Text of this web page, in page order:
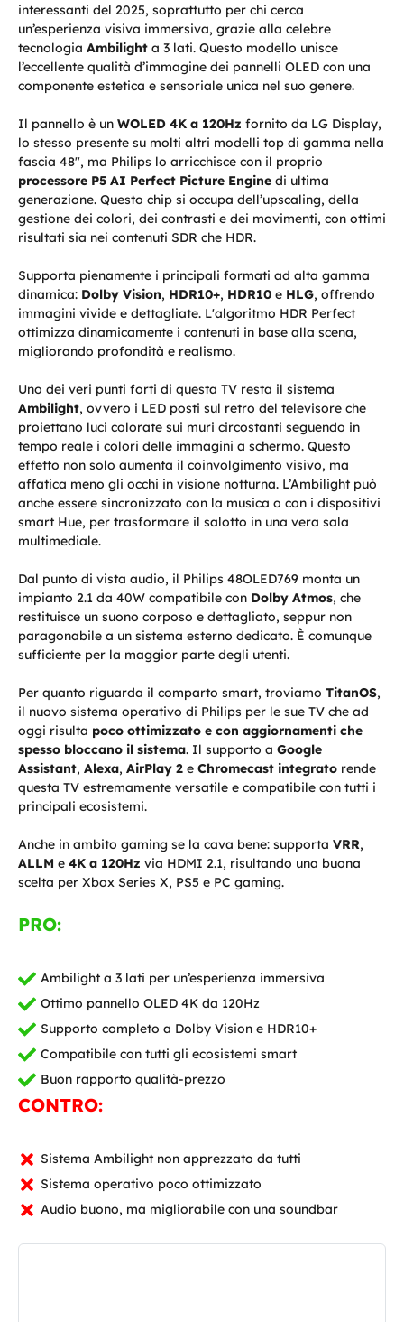
interessanti del 2025, soprattutto per chi cerca
un’esperienza visiva immersiva, grazie alla celebre
tecnologia Ambilight a 3 lati. Questo modello unisce
l’eccellente qualità d’immagine dei pannelli OLED con una
componente estetica e sensoriale unica nel suo genere.
Il pannello è un WOLED 4K a 120Hz fornito da LG Display,
lo stesso presente su molti altri modelli top di gamma nella
fascia 48", ma Philips lo arricchisce con il proprio
processore P5 AI Perfect Picture Engine di ultima
generazione. Questo chip si occupa dell’upscaling, della
gestione dei colori, dei contrasti e dei movimenti, con ottimi
risultati sia nei contenuti SDR che HDR.
Supporta pienamente i principali formati ad alta gamma
dinamica: Dolby Vision, HDR10+, HDR10 e HLG, offrendo
immagini vivide e dettagliate. L'algoritmo HDR Perfect
ottimizza dinamicamente i contenuti in base alla scena,
migliorando profondità e realismo.
Uno dei veri punti forti di questa TV resta il sistema
Ambilight, ovvero i LED posti sul retro del televisore che
proiettano luci colorate sui muri circostanti seguendo in
tempo reale i colori delle immagini a schermo. Questo
effetto non solo aumenta il coinvolgimento visivo, ma
affatica meno gli occhi in visione notturna. L’Ambilight può
anche essere sincronizzato con la musica o con i dispositivi
smart Hue, per trasformare il salotto in una vera sala
multimediale.
Dal punto di vista audio, il Philips 48OLED769 monta un
impianto 2.1 da 40W compatibile con Dolby Atmos, che
restituisce un suono corposo e dettagliato, seppur non
paragonabile a un sistema esterno dedicato. È comunque
sufficiente per la maggior parte degli utenti.
Per quanto riguarda il comparto smart, troviamo TitanOS,
il nuovo sistema operativo di Philips per le sue TV che ad
oggi risulta poco ottimizzato e con aggiornamenti che
spesso bloccano il sistema. Il supporto a Google
Assistant, Alexa, AirPlay 2 e Chromecast integrato rende
questa TV estremamente versatile e compatibile con tutti i
principali ecosistemi.
Anche in ambito gaming se la cava bene: supporta VRR,
ALLM e 4K a 120Hz via HDMI 2.1, risultando una buona
scelta per Xbox Series X, PS5 e PC gaming.
PRO:
Ambilight a 3 lati per un’esperienza immersiva
Ottimo pannello OLED 4K da 120Hz
Supporto completo a Dolby Vision e HDR10+
Compatibile con tutti gli ecosistemi smart
Buon rapporto qualità-prezzo
CONTRO:
Sistema Ambilight non apprezzato da tutti
Sistema operativo poco ottimizzato
Audio buono, ma migliorabile con una soundbar